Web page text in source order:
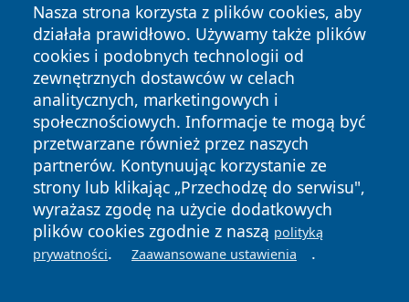
Nasza strona korzysta z plików cookies, aby
działała prawidłowo. Używamy także plików
cookies i podobnych technologii od
zewnętrznych dostawców w celach
analitycznych, marketingowych i
społecznościowych. Informacje te mogą być
przetwarzane również przez naszych
partnerów. Kontynuując korzystanie ze
strony lub klikając „Przechodzę do serwisu",
wyrażasz zgodę na użycie dodatkowych
plików cookies zgodnie z naszą polityką
prywatności. Zaawansowane ustawienia .
Copyright © 2026 wiadomoscilublin.pl Wszystkie prawa
zastrzeżone.
News Autorzy
Polityka
Prywatności
Polityka
Cookies